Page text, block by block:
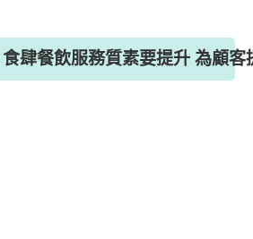
肆餐飲服務質素要提升 為顧客